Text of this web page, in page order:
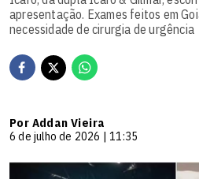
apresentação. Exames feitos em
necessidade de cirurgia de urgência
Por Addan Vieira
6 de julho de 2026 | 11:35